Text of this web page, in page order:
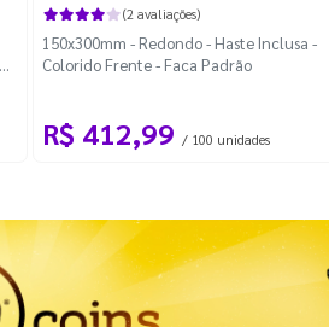
(2 avaliações)
150x300mm - Redondo - Haste Inclusa -
Colorido Frente - Faca Padrão
R$ 412,99 / 100 unidades